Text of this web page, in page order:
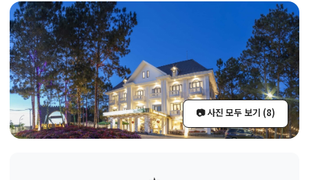
📷 사진 모두 보기 (8)